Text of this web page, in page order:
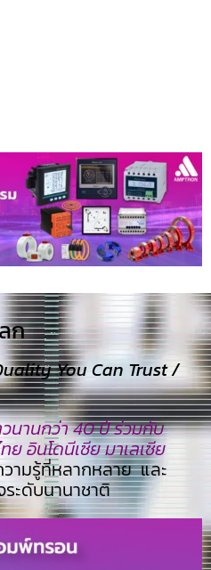
ก​
You Can Trust /
นานกว่า 40 ปี ร่วมกับ
ย อินโดนีเซีย มาเลเซีย
ามรู้ที่หลากหลาย และ
ระดับนานาชาติ